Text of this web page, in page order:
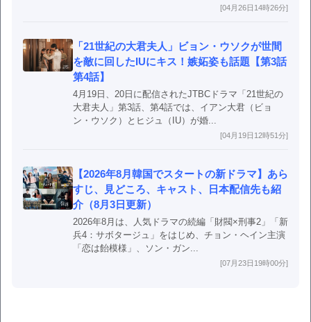
[04月26日14時26分]
「21世紀の大君夫人」ビョン・ウソクが世間
を敵に回したIUにキス！嫉妬姿も話題【第3話
第4話】
4月19日、20日に配信されたJTBCドラマ「21世紀の
大君夫人」第3話、第4話では、イアン大君（ビョ
ン・ウソク）とヒジュ（IU）が婚...
[04月19日12時51分]
【2026年8月韓国でスタートの新ドラマ】あら
すじ、見どころ、キャスト、日本配信先も紹
介（8月3日更新）
2026年8月は、人気ドラマの続編「財閥×刑事2」「新
兵4：サボタージュ」をはじめ、チョン・ヘイン主演
「恋は飴模様」、ソン・ガン...
[07月23日19時00分]